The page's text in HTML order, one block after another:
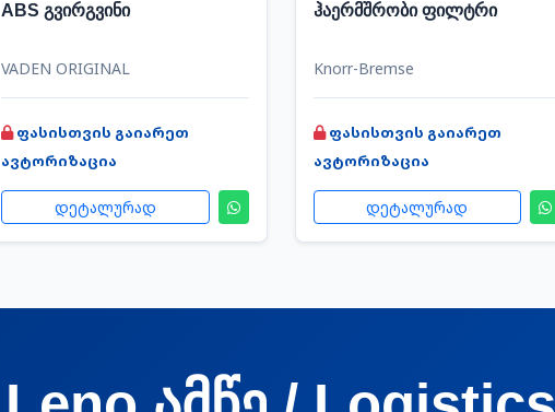
ABS გვირგვინი
VADEN ORIGINAL
ფასისთვის გაიარეთ
ავტორიზაცია
დეტალურად
ჰაერმშრობი ფილტრი
Knorr-Bremse
ფასისთვის გაიარეთ
ავტორიზაცია
დეტალურად